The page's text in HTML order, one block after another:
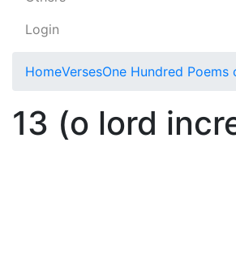
Login
HomeVersesOne Hundred Poems
13 (o lord